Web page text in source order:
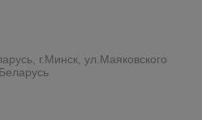
г.Минск, ул.Маяковского